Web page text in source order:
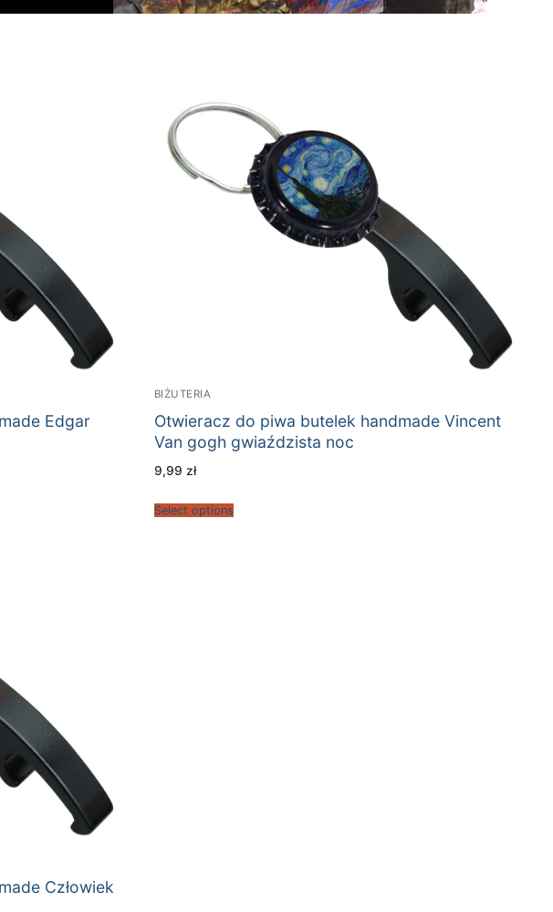
Edgar
BIŻUTERIA
Otwieracz do piwa butelek handmade Vincent
Van gogh gwiaździsta noc
9,99 zł
Select options
Człowiek